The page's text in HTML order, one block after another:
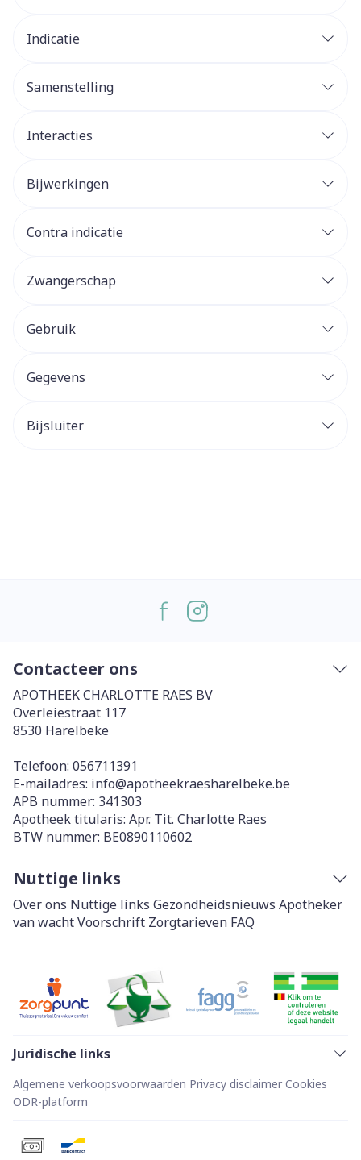
Indicatie
Samenstelling
Interacties
Bijwerkingen
Contra indicatie
Zwangerschap
Gebruik
Gegevens
Bijsluiter
Contacteer ons
APOTHEEK CHARLOTTE RAES BV
Overleiestraat 117
8530 Harelbeke
Telefoon: 056711391
E-mailadres: info@apotheekraesharelbeke.be
APB nummer: 341303
Apotheek titularis: Apr. Tit. Charlotte Raes
BTW nummer: BE0890110602
Nuttige links
Over ons Nuttige links Gezondheidsnieuws Apotheker
van wachtVoorschrift Zorgtarieven FAQ
Juridische links
Algemene verkoopsvoorwaarden Privacy disclaimer Cookies
ODR-platform